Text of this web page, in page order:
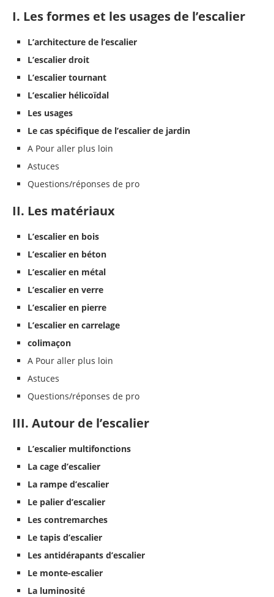
I. Les formes et les usages de l’escalier
L’architecture de l’escalier
L’escalier droit
L’escalier tournant
L’escalier hélicoïdal
Les usages
Le cas spécifique de l’escalier de jardin
A Pour aller plus loin
Astuces
Questions/réponses de pro
II. Les matériaux
L’escalier en bois
L’escalier en béton
L’escalier en métal
L’escalier en verre
L’escalier en pierre
L’escalier en carrelage
colimaçon
A Pour aller plus loin
Astuces
Questions/réponses de pro
III. Autour de l’escalier
L’escalier multifonctions
La cage d’escalier
La rampe d’escalier
Le palier d’escalier
Les contremarches
Le tapis d’escalier
Les antidérapants d’escalier
Le monte-escalier
La luminosité